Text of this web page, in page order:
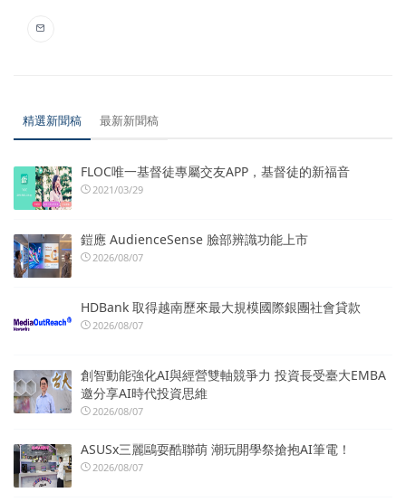
精選新聞稿 最新新聞稿
FLOC唯一基督徒專屬交友APP，基督徒的新福音
2021/03/29
鎧應 AudienceSense 臉部辨識功能上市
2026/08/07
HDBank 取得越南歷來最大規模國際銀團社會貸款
2026/08/07
創智動能強化AI與經營雙軸競爭力 投資長受臺大EMBA
邀分享AI時代投資思維
2026/08/07
ASUSx三麗鷗耍酷聯萌 潮玩開學祭搶抱AI筆電！
2026/08/07